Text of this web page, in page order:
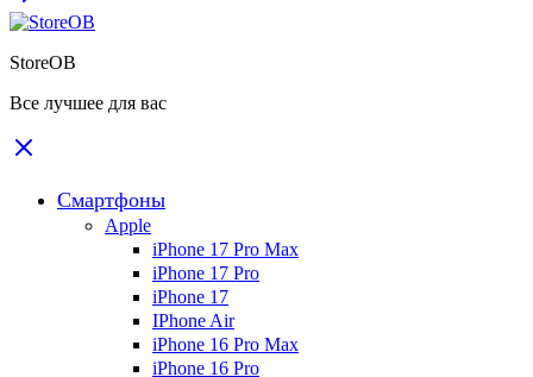
StoreOB
Все лучшее для вас
Смартфоны
Apple
iPhone 17 Pro Max
iPhone 17 Pro
iPhone 17
IPhone Air
iPhone 16 Pro Max
iPhone 16 Pro